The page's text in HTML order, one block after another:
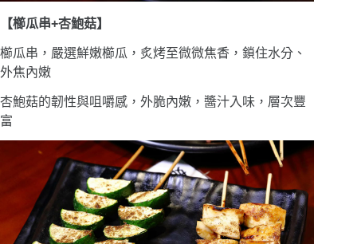
【櫛瓜串+杏鮑菇】
櫛瓜串，嚴選鮮嫩櫛瓜，炙烤至微微焦香，鎖住水分、
外焦內嫩
杏鮑菇的韌性與咀嚼感，外脆內嫩，醬汁入味，層次豐
富